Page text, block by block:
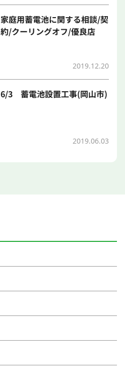
家庭用蓄電池に関する相談/契
約/クーリングオフ/優良店
2019.12.20
6/3 蓄電池設置工事(岡山市)
2019.06.03